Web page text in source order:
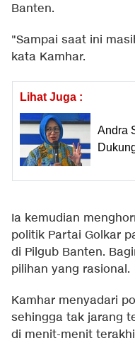
Banten.
"Sampai saat ini
kata Kamhar.
Lihat Juga :
Andra
Ia kemudian
politik Partai Golkar
di Pilgub Banten.
pilihan yang rasional.
Kamhar menyadari
sehingga tak jarang
di menit-menit